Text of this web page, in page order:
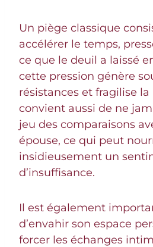
Un piège classique
accélérer le temps,
ce que le deuil a laissé
cette pression génère
résistances et fragilise la
convient aussi de ne
jeu des comparaisons
épouse, ce qui peut
insidieusement un
d’insuffisance.
Il est également
d’envahir son espace
forcer les échanges